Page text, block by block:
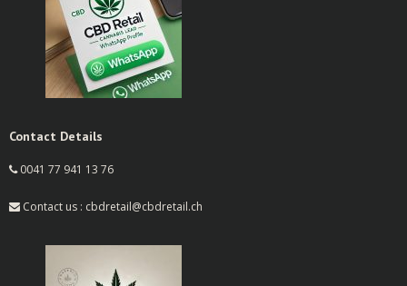
Contact Details
0041 77 941 13 76
Contact us : cbdretail@cbdretail.ch